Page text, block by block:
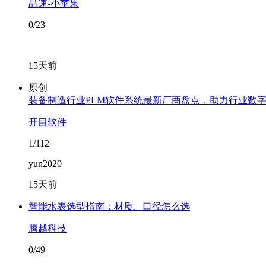
品速-小苹果
0/23
15天前
原创
装备制造行业PLM软件系统最新厂商盘点，助力行业数
开目软件
1/112
yun2020
15天前
智能水表选型指南：材质、口径怎么选
腾越科技
0/49